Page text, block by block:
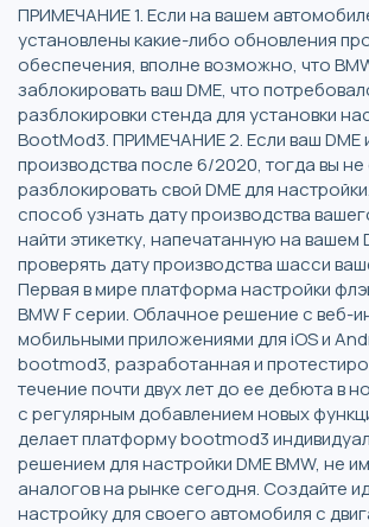
ПРИМЕЧАНИЕ 1. Если на вашем
установлены какие-либо обновления
обеспечения, вполне возможно, что
заблокировать ваш DME, что
разблокировки стенда для установки
BootMod3. ПРИМЕЧАНИЕ 2. Если ваш DME
производства после 6/2020, тогда вы
разблокировать свой DME для
способ узнать дату производства
найти этикетку, напечатанную на вашем
проверять дату производства шасси
Первая в мире платформа настройки
BMW F серии. Облачное решение с веб-
мобильными приложениями для iOS и
bootmod3, разработанная и
течение почти двух лет до ее дебюта в
с регулярным добавлением новых
делает платформу bootmod3
решением для настройки DME BMW, не
аналогов на рынке сегодня. Создайте
настройку для своего автомобиля с